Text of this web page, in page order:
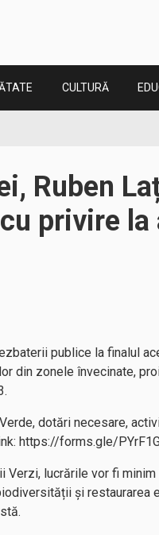
CULTURĂ
Ruben
privire la
publice la finalul
din zonele învecinate,
dotări necesare,
https://forms.gle/
Verzi, lucrările vor fi
și restaurarea